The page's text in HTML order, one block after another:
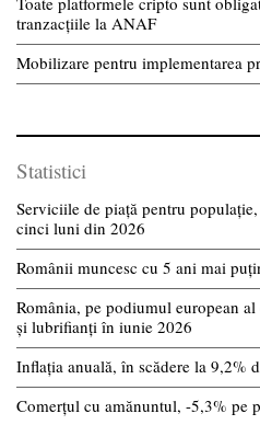
tranzacțiile la ANAF
Mobilizare pentru implementarea
Statistici
Serviciile de piață pentru
cinci luni din 2026
Românii muncesc cu 5 ani mai
România, pe podiumul european
și lubrifianți în iunie 2026
Inflația anuală, în scădere la 9,2%
Comerțul cu amănuntul, -5,3% pe